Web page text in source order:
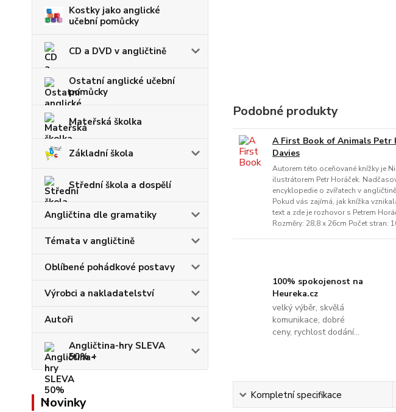
Kostky jako anglické
učební pomůcky
CD a DVD v angličtině
Ostatní anglické učební
pomůcky
Mateřská školka
Základní škola
Střední škola a dospělí
Angličtina dle gramatiky
Témata v angličtině
Oblíbené pohádkové postavy
Výrobci a nakladatelství
Autoři
Angličtina-hry SLEVA
50% +
Novinky
Podobné produkty
A First Book of Animals Petr
Davies
Autorem této oceňované knížky je
ilustrátorem Petr Horáček.
encyklopedie o zvířatech v
Pokud vás zajímá, jak knížka
text a zde je rozhovor s Petrem
Rozměry: 28,8 x 26cm Počet stran:
100% spokojenost na
Heureka.cz
velký výběr, skvělá
komunikace, dobré
ceny, rychlost dodání...
Kompletní specifikace